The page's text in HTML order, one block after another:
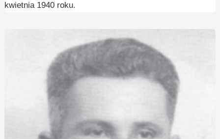
kwietnia 1940 roku.